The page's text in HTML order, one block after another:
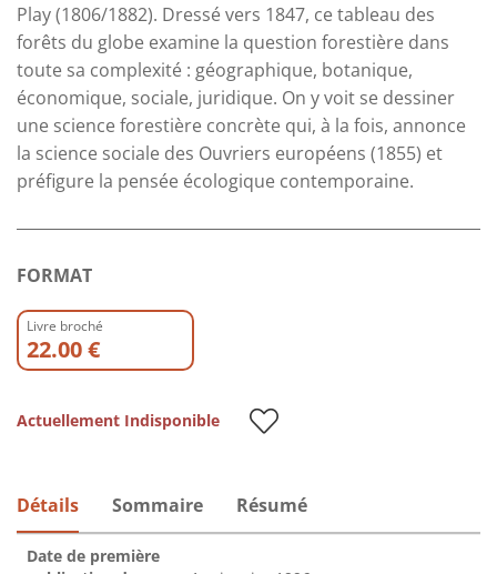
Play (1806/1882). Dressé vers 1847, ce tableau des
forêts du globe examine la question forestière dans
toute sa complexité : géographique, botanique,
économique, sociale, juridique. On y voit se dessiner
une science forestière concrète qui, à la fois, annonce
la science sociale des Ouvriers européens (1855) et
préfigure la pensée écologique contemporaine.
FORMAT
Livre broché
22.00 €
Actuellement Indisponible
Détails Sommaire Résumé
Date de première